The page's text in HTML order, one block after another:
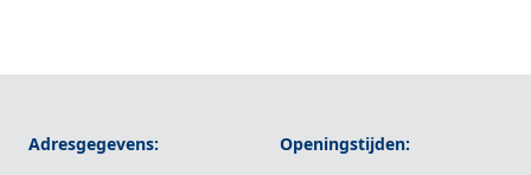
Adresgegevens:
Openingstijden: